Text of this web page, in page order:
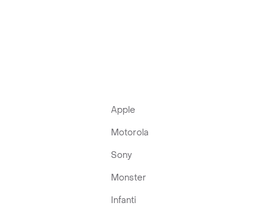
Apple
Motorola
Sony
Monster
Infanti